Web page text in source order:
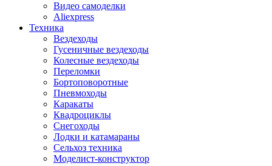
Видео самоделки
Aliexpress
Техника
Вездеходы
Гусеничные вездеходы
Колесные вездеходы
Переломки
Бортоповоротные
Пневмоходы
Каракаты
Квадроциклы
Снегоходы
Лодки и катамараны
Сельхоз техника
Моделист-конструктор